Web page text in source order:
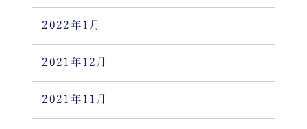
2022年1月
2021年12月
2021年11月